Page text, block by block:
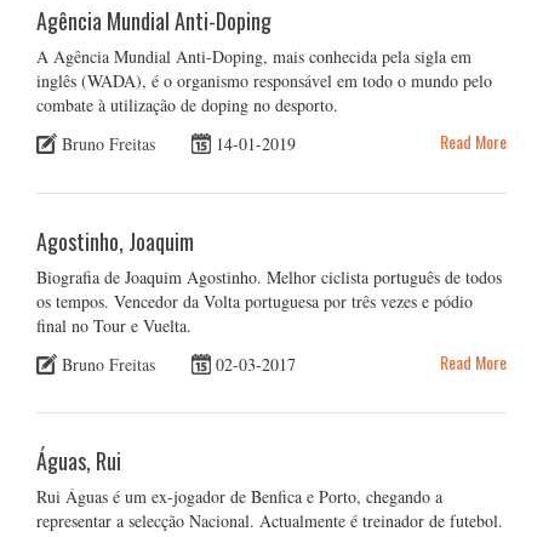
Agência Mundial Anti-Doping
A Agência Mundial Anti-Doping, mais conhecida pela sigla em
inglês (WADA), é o organismo responsável em todo o mundo pelo
combate à utilização de doping no desporto.
Bruno Freitas
14-01-2019 Read More
Agostinho, Joaquim
Biografia de Joaquim Agostinho. Melhor ciclista português de todos
os tempos. Vencedor da Volta portuguesa por três vezes e pódio
final no Tour e Vuelta.
Bruno Freitas
02-03-2017 Read More
Águas, Rui
Rui Águas é um ex-jogador de Benfica e Porto, chegando a
representar a selecção Nacional. Actualmente é treinador de futebol.